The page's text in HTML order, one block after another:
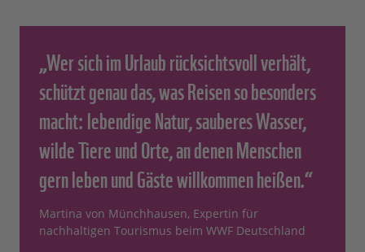
„Wer sich im Urlaub rücksichtsvoll verhält,
schützt genau das, was Reisen so besonders
macht: lebendige Natur, sauberes Wasser,
wilde Tiere und Orte, an denen Menschen
gern leben und Gäste willkommen heißen.“
Martina von Münchhausen, Expertin für
nachhaltigen Tourismus beim WWF Deutschland